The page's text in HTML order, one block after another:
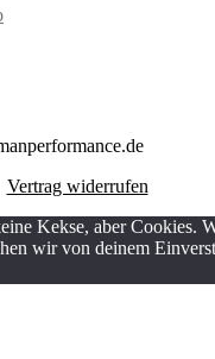
Vertrag widerrufen
Kekse, aber Cookies.
wir von deinem